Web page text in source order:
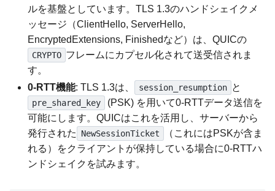
ルを基盤としています。TLS 1.3のハンドシェイクメ
ッセージ（ClientHello, ServerHello,
EncryptedExtensions, Finishedなど）は、QUICの
CRYPTO フレームにカプセル化されて送受信されま
す。
0-RTT機能: TLS 1.3は、 session_resumption と
pre_shared_key
(PSK) を用いて0-RTTデータ送信を
可能にします。QUICはこれを活用し、サーバーから
発行された
NewSessionTicket
（これにはPSKが含ま
れる）をクライアントが保持している場合に0-RTTハ
ンドシェイクを試みます。